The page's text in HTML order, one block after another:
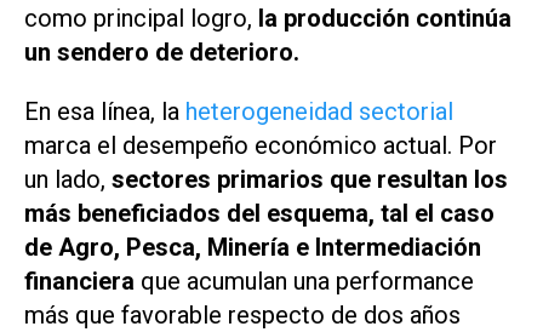
como principal logro, la producción continúa
un sendero de deterioro.
En esa línea, la heterogeneidad sectorial
marca el desempeño económico actual. Por
un lado, sectores primarios que resultan los
más beneficiados del esquema, tal el caso
de Agro, Pesca, Minería e Intermediación
financiera que acumulan una performance
más que favorable respecto de dos años